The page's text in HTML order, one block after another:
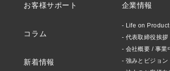
お客様サポート
コラム
新着情報
企業情報
Life on
代表取締役挨
会社概要 / 事業
強みとビジョン